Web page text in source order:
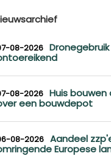
08-2026
08-2026 Huis
een bouwdepot
08-2026 Aandeel
Europese